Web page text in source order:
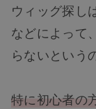
ウィッグ探し
などによって
らないという
特に初心者の